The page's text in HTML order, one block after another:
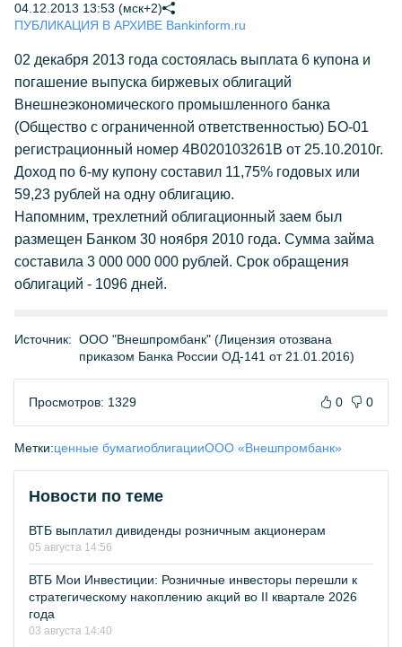
04.12.2013 13:53 (мск+2)
ПУБЛИКАЦИЯ В АРХИВЕ Bankinform.ru
02 декабря 2013 года состоялась выплата 6 купона и
погашение выпуска биржевых облигаций
Внешнеэкономического промышленного банка
(Общество с ограниченной ответственностью) БО-01
регистрационный номер 4B020103261B от 25.10.2010г.
Доход по 6-му купону составил 11,75% годовых или
59,23 рублей на одну облигацию.
Напомним, трехлетний облигационный заем был
размещен Банком 30 ноября 2010 года. Сумма займа
составила 3 000 000 000 рублей. Срок обращения
облигаций - 1096 дней.
Источник: ООО "Внешпромбанк" (Лицензия отозвана
приказом Банка России ОД-141 от 21.01.2016)
Просмотров: 1329 0 0
Метки:ценные бумагиоблигацииООО «Внешпромбанк»
Новости по теме
ВТБ выплатил дивиденды розничным акционерам
05 августа 14:56
ВТБ Мои Инвестиции: Розничные инвесторы перешли к
стратегическому накоплению акций во II квартале 2026
года
03 августа 14:40